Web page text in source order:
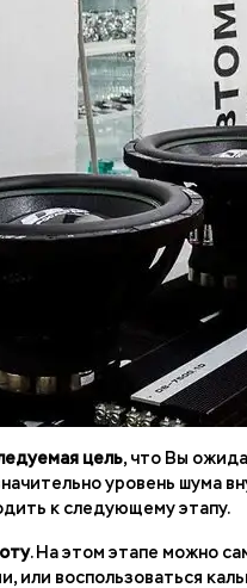
цель, что Вы
уровень шума
к следующему этапу.
. На этом этапе можно
или воспользоваться